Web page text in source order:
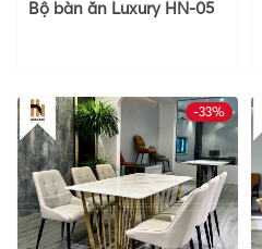
Bộ bàn ăn Luxury HN-05
-33%